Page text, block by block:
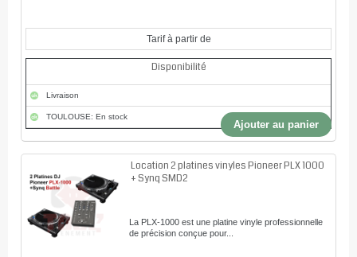
Tarif à partir de
Disponibilité
Livraison
TOULOUSE: En stock
Ajouter au panier
Location 2 platines vinyles Pioneer PLX 1000
+ Synq SMD2
La PLX-1000 est une platine vinyle professionnelle
de précision conçue pour...